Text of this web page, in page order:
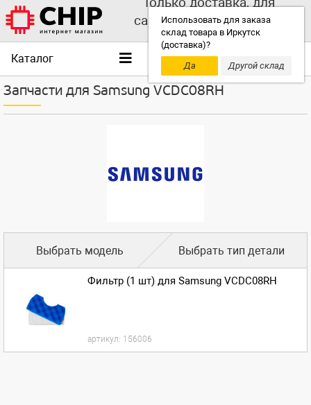
Использовать для заказа
склад товара в Иркутск
(доставка)?
Да
Другой склад
самовывоза выбирайте
другой склад!
Каталог
Запчасти для Samsung VCDC08RH
Выбрать модель Выбрать тип детали
Фильтр (1 шт) для Samsung VCDC08RH
артикул: 156006